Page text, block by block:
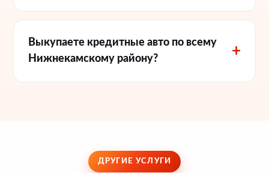
Выкупаете кредитные авто по всему
Нижнекамскому району?
ДРУГИЕ УСЛУГИ